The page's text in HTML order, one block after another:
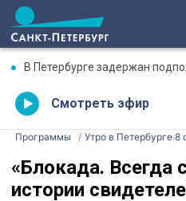
В Петербурге задержан подпольный оружейник:
Смотреть эфир
Программы Утро в Петербурге 8
«Блокада.
истории